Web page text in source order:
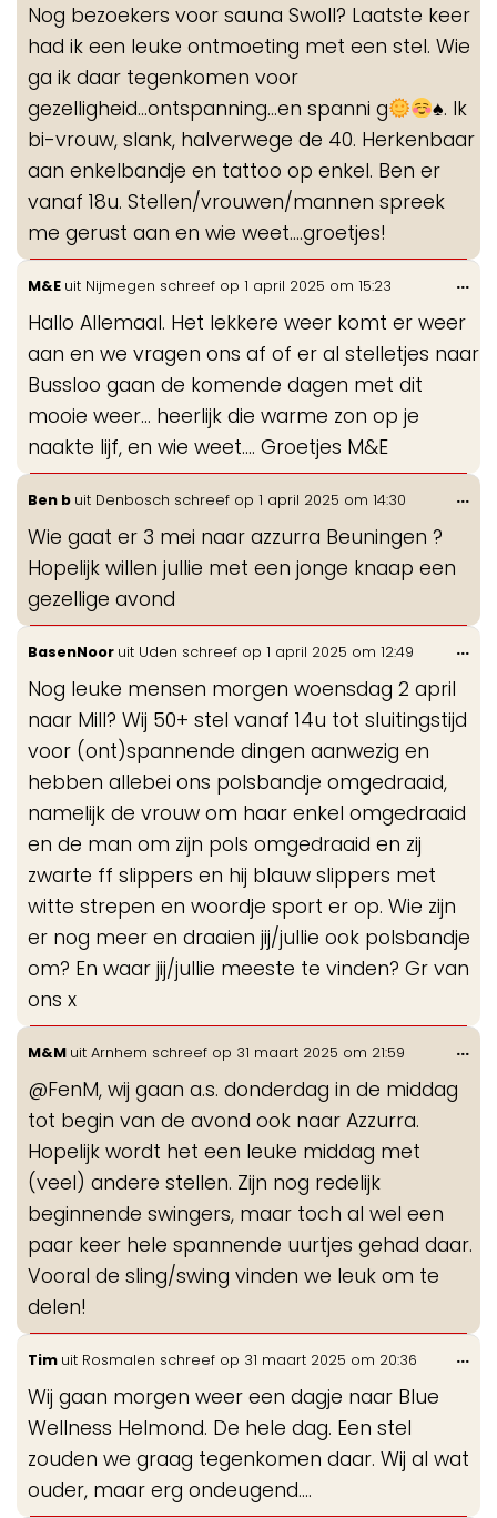
Nog bezoekers voor sauna Swoll? Laatste keer
had ik een leuke ontmoeting met een stel. Wie
ga ik daar tegenkomen voor
gezelligheid...ontspanning...en spanni g
♠️. Ik
bi-vrouw, slank, halverwege de 40. Herkenbaar
aan enkelbandje en tattoo op enkel. Ben er
vanaf 18u. Stellen/vrouwen/mannen spreek
me gerust aan en wie weet....groetjes!
M&E uit Nijmegen schreef op 1 april 2025 om 15:23
Hallo Allemaal. Het lekkere weer komt er weer
aan en we vragen ons af of er al stelletjes naar
Bussloo gaan de komende dagen met dit
mooie weer... heerlijk die warme zon op je
naakte lijf, en wie weet.... Groetjes M&E
...
Ben b uit Denbosch schreef op 1 april 2025 om 14:30
Wie gaat er 3 mei naar azzurra Beuningen ?
Hopelijk willen jullie met een jonge knaap een
gezellige avond
...
BasenNoor uit Uden schreef op 1 april 2025 om 12:49
Nog leuke mensen morgen woensdag 2 april
naar Mill? Wij 50+ stel vanaf 14u tot sluitingstijd
voor (ont)spannende dingen aanwezig en
hebben allebei ons polsbandje omgedraaid,
namelijk de vrouw om haar enkel omgedraaid
en de man om zijn pols omgedraaid en zij
zwarte ff slippers en hij blauw slippers met
witte strepen en woordje sport er op. Wie zijn
er nog meer en draaien jij/jullie ook polsbandje
om? En waar jij/jullie meeste te vinden? Gr van
ons x
...
M&M uit Arnhem schreef op 31 maart 2025 om 21:59
@FenM, wij gaan a.s. donderdag in de middag
tot begin van de avond ook naar Azzurra.
Hopelijk wordt het een leuke middag met
(veel) andere stellen. Zijn nog redelijk
beginnende swingers, maar toch al wel een
paar keer hele spannende uurtjes gehad daar.
Vooral de sling/swing vinden we leuk om te
delen!
...
Tim uit Rosmalen schreef op 31 maart 2025 om 20:36
Wij gaan morgen weer een dagje naar Blue
Wellness Helmond. De hele dag. Een stel
zouden we graag tegenkomen daar. Wij al wat
ouder, maar erg ondeugend….
...